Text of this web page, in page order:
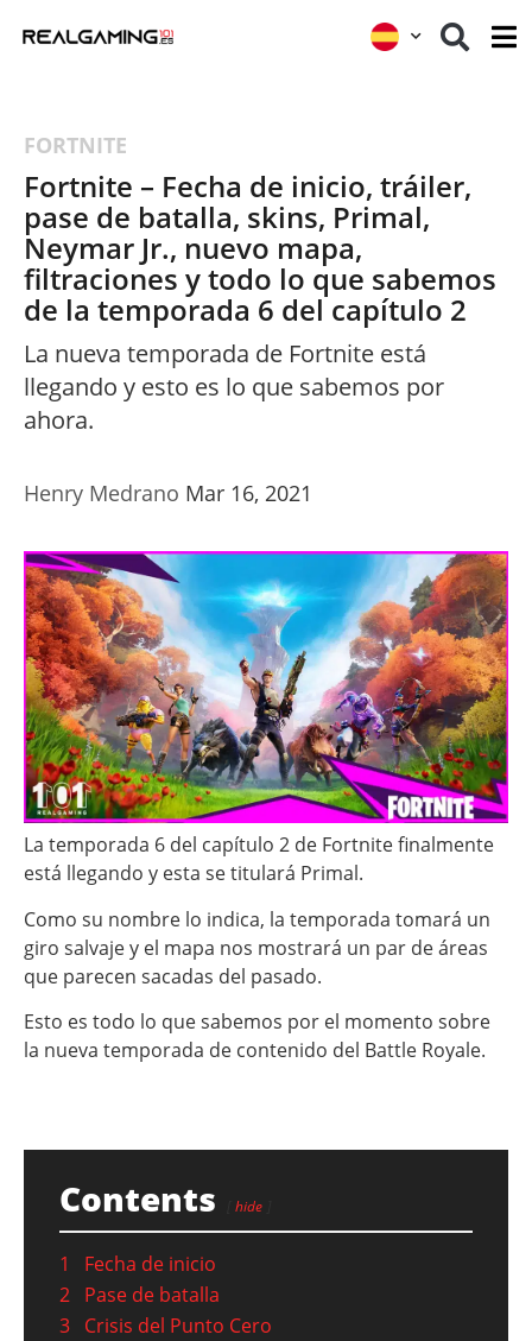
FORTNITE
Fortnite – Fecha de inicio, tráiler,
pase de batalla, skins, Primal,
Neymar Jr., nuevo mapa,
filtraciones y todo lo que sabemos
de la temporada 6 del capítulo 2
La nueva temporada de Fortnite está
llegando y esto es lo que sabemos por
ahora.
Henry Medrano Mar 16, 2021
La temporada 6 del capítulo 2 de Fortnite finalmente
está llegando y esta se titulará Primal.
Como su nombre lo indica, la temporada tomará un
giro salvaje y el mapa nos mostrará un par de áreas
que parecen sacadas del pasado.
Esto es todo lo que sabemos por el momento sobre
la nueva temporada de contenido del Battle Royale.
Contents hide
1
Fecha de inicio
2 Pase de batalla
3 Crisis del Punto Cero